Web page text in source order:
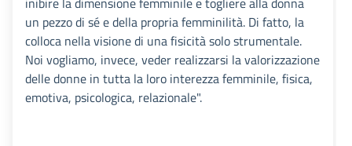
un pezzo di sé e della propria femminilità. Di fatto, la
colloca nella visione di una fisicità solo strumentale.
Noi vogliamo, invece, veder realizzarsi la valorizzazione
delle donne in tutta la loro interezza femminile, fisica,
emotiva, psicologica, relazionale".